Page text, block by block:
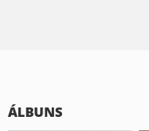
ÁLBUNS